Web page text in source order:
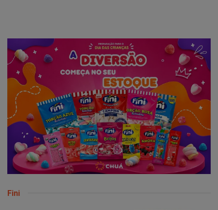
Fini